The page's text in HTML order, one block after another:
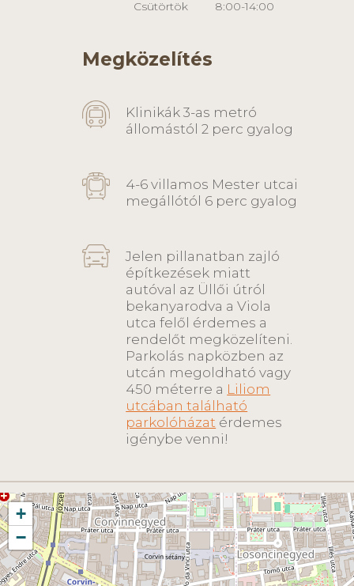
Csütörtök
8:00-14:00
Megközelítés
Klinikák 3-as metró
állomástól 2 perc gyalog
4-6 villamos Mester utcai
megállótól 6 perc gyalog
Jelen pillanatban zajló
építkezések miatt
autóval az Üllői útról
bekanyarodva a Viola
utca felől érdemes a
rendelőt megközelíteni.
Parkolás napközben az
utcán megoldható vagy
450 méterre a Liliom
utcában található
parkolóházat érdemes
igénybe venni!
+
−